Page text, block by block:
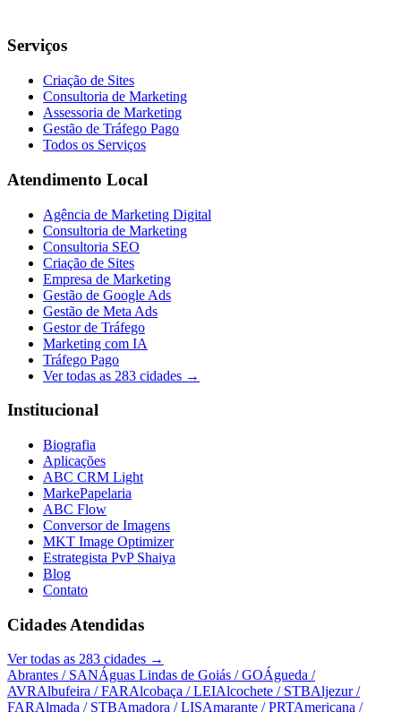
Serviços
Criação de Sites
Consultoria de Marketing
Assessoria de Marketing
Gestão de Tráfego Pago
Todos os Serviços
Atendimento Local
Agência de Marketing Digital
Consultoria de Marketing
Consultoria SEO
Criação de Sites
Empresa de Marketing
Gestão de Google Ads
Gestão de Meta Ads
Gestor de Tráfego
Marketing com IA
Tráfego Pago
Ver todas as 283 cidades →
Institucional
Biografia
Aplicações
ABC CRM Light
MarkePapelaria
ABC Flow
Conversor de Imagens
MKT Image Optimizer
Estrategista PvP Shaiya
Blog
Contato
Cidades Atendidas
Ver todas as 283 cidades →
Abrantes / SANÁguas Lindas de Goiás / GOÁgueda /
AVRAlbufeira / FARAlcobaça / LEIAlcochete / STBAljezur/
FARAlmada / STBAmadora / LISAmarante / PRTAmericana /